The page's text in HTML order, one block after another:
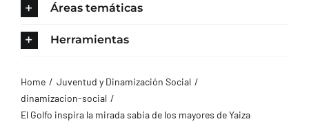
AYUNTAMIENTO
Áreas temáticas
Herramientas
Home
Juventud y Dinamización Social
dinamizacion-social
El Golfo inspira la mirada sabia de los mayores de Yaiza